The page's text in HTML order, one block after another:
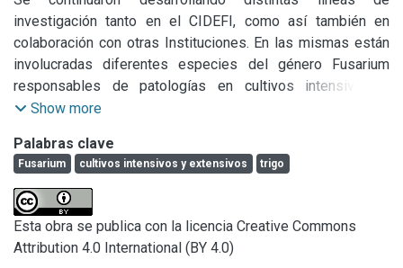
investigación tanto en el CIDEFI, como así también en
colaboración con otras Instituciones. En las mismas están
involucradas diferentes especies del género Fusarium
responsables de patologías en cultivos intensivos y
extensivos de importancia económica para la Argentina y la
Durante el período que se informa se finalizó la redacción y
publicación de resultados obtenidos en los distintos
proyectos en marcha como así también la redacción de
capítulos de libros con la temática que es objetivo de
nuestra investigación.
Diversidad, agresividad y producción de micotoxinas en
Show more
Palabras clave
Fusarium cultivos intensivos y extensivos trigo
Esta obra se publica con la licencia Creative Commons
Attribution 4.0 International (BY 4.0)